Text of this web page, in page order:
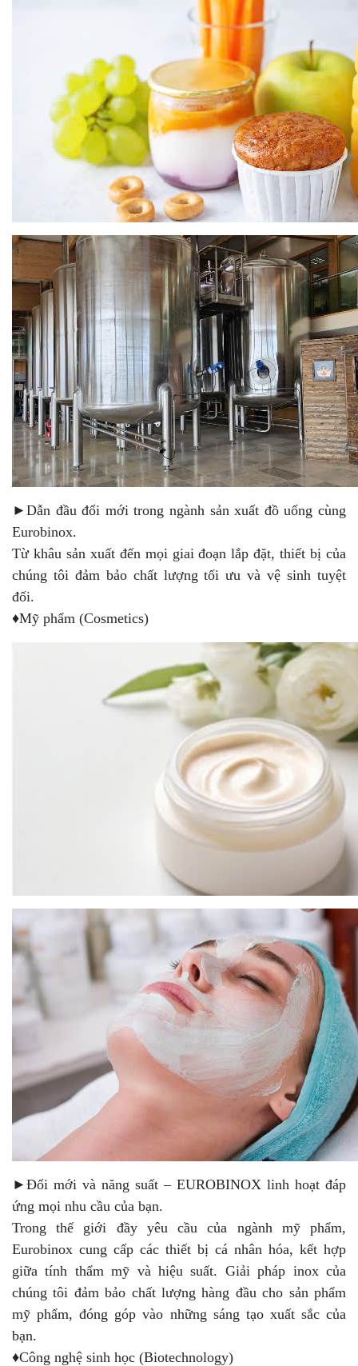
►Dẫn đầu đổi mới trong ngành sản xuất đồ uống cùng
Eurobinox.
Từ khâu sản xuất đến mọi giai đoạn lắp đặt, thiết bị của
chúng tôi đảm bảo chất lượng tối ưu và vệ sinh tuyệt
đối.
♦Mỹ phẩm (Cosmetics)
►Đổi mới và năng suất – EUROBINOX linh hoạt đáp
ứng mọi nhu cầu của bạn.
Trong thế giới đầy yêu cầu của ngành mỹ phẩm,
Eurobinox cung cấp các thiết bị cá nhân hóa, kết hợp
giữa tính thẩm mỹ và hiệu suất. Giải pháp inox của
chúng tôi đảm bảo chất lượng hàng đầu cho sản phẩm
mỹ phẩm, đóng góp vào những sáng tạo xuất sắc của
bạn.
♦Công nghệ sinh học (Biotechnology)